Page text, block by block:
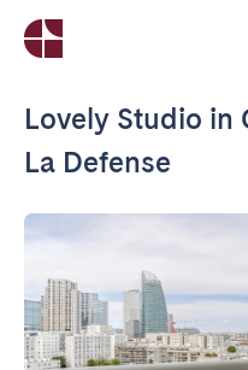
Lovely Studio in
La Defense